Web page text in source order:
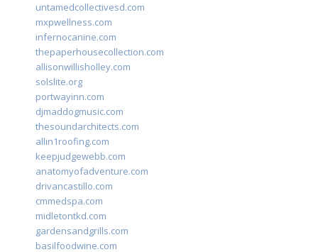
untamedcollectivesd.com
mxpwellness.com
infernocanine.com
thepaperhousecollection.com
allisonwillisholley.com
solslite.org
portwayinn.com
djmaddogmusic.com
thesoundarchitects.com
allin1roofing.com
keepjudgewebb.com
anatomyofadventure.com
drivancastillo.com
cmmedspa.com
midletontkd.com
gardensandgrills.com
basilfoodwine.com